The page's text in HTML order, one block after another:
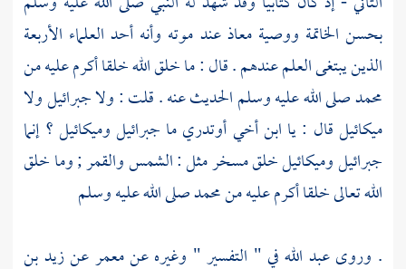
بحسن الخاتمة ووصيةمعاذعند موته وأنه أحد العلماء الأربعة
الذين يبتغى العلم عندهم . قال : ما خلق الله خلقا أكرم عليه من
محمدصلى الله عليه وسلم الحديث عنه . قلت : ولاجبرائيلولا
ميكائيلقال : يا ابن أخي أوتدري ما جبرائيلوميكائيل؟ إنما
جبرائيلوميكائيلخلق مسخر مثل : الشمس والقمر ; وما خلق
الله تعالى خلقا أكرم عليه منمحمدصلى الله عليه وسلم
. وروىعبد اللهفي " التفسير " وغيره عنمعمرعنزيد بن